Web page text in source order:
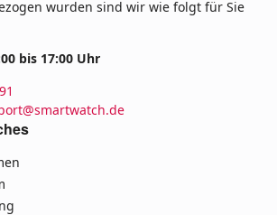
wurden sind wir wie folgt für Sie
bis 17:00 Uhr